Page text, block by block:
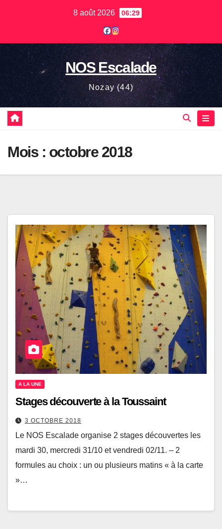
8 août 2026 06:29
NOS Escalade
Nozay (44)
Mois : octobre 2018
A LA UNE
Stages découverte à la Toussaint
3 OCTOBRE 2018
Le NOS Escalade organise 2 stages découvertes les
mardi 30, mercredi 31/10 et vendredi 02/11. – 2
formules au choix : un ou plusieurs matins « à la carte
»…